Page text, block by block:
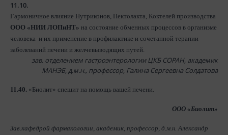
11.10.
Гармоничное влияние Нутриконов, Пектолакта, Коктелей производства
ООО «НИИ ЛОПиНТ» на состояние обменных процессов в организме
человека и их применение в профилактике и сочетанной терапии
заболеваний печени и желчевыводящих путей.
зав. отделением гастроэнтерологии ЦКБ СОРАН, академик
МАНЭБ, д.м.н., профессор, Галина Сергеевна Солдатова
11.40. «Биолит» спешит на помощь вашей печени.
ООО «Биолит»
Зав.кафедрой фармакологии, академик, профессор, д.м.н. Александр